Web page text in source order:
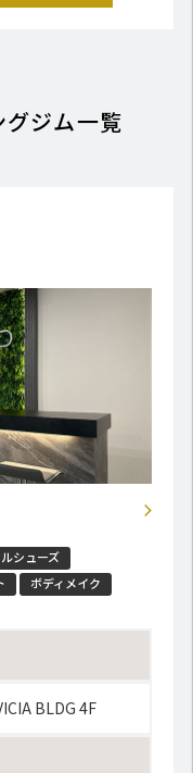
ジム一覧
シューズ
ボディメイク
BLDG 4F